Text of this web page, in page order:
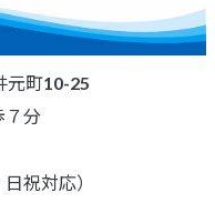
町10-25
７分
祝対応）